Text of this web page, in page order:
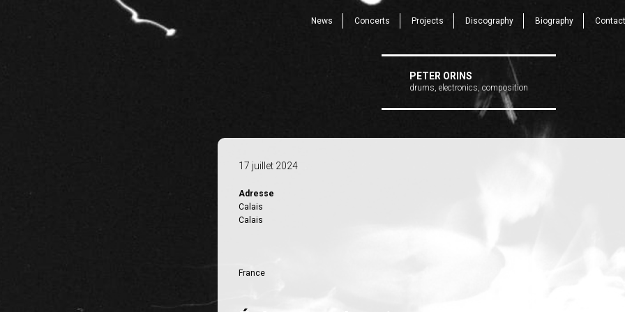
News Concerts Projects Discography Biography Contact
PETER ORINS
drums, electronics, composition
17 juillet 2024
Adresse
Calais
Calais
France